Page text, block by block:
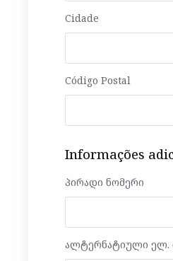
Cidade
Código Postal
Informações
პირადი ნომერი
ალტერნატიული ელ.